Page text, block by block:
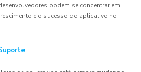
podem se concentrar em
e o sucesso do aplicativo no